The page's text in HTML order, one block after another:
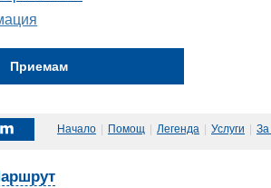
Приемам
Начало | Помощ | Легенда | Услуги | За